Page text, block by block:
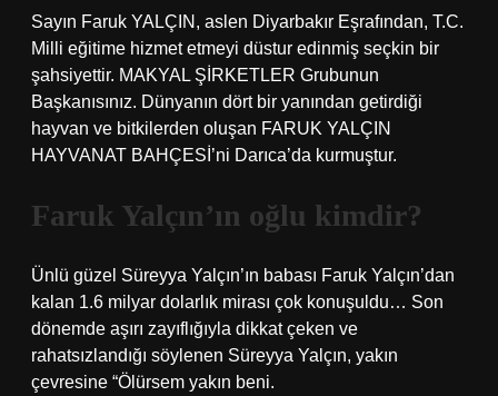
Sayın Faruk YALÇIN, aslen Diyarbakır Eşrafından, T.C.
Milli eğitime hizmet etmeyi düstur edinmiş seçkin bir
şahsiyettir. MAKYAL ŞİRKETLER Grubunun
Başkanısınız. Dünyanın dört bir yanından getirdiği
hayvan ve bitkilerden oluşan FARUK YALÇIN
HAYVANAT BAHÇESİ’ni Darıca’da kurmuştur.
Faruk Yalçın’ın oğlu kimdir?
Ünlü güzel Süreyya Yalçın’ın babası Faruk Yalçın’dan
kalan 1.6 milyar dolarlık mirası çok konuşuldu… Son
dönemde aşırı zayıflığıyla dikkat çeken ve
rahatsızlandığı söylenen Süreyya Yalçın, yakın
çevresine “Ölürsem yakın beni.